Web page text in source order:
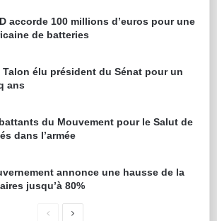
accorde 100 millions d’euros pour une
de batteries
Talon élu président du Sénat pour un
ans
du Mouvement pour le Salut de
dans l’armée
annonce une hausse de la
jusqu’à 80%